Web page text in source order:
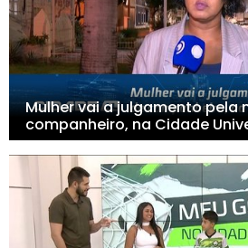
Mulher vai a julgamento pela
companheiro, na Cidade